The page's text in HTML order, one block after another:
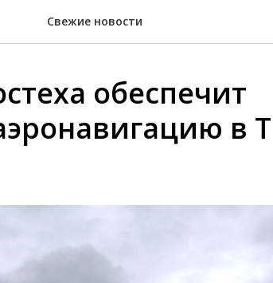
Свежие новости
обеспечит
в